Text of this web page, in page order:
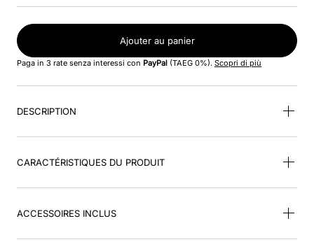
Ajouter au panier
Paga in 3 rate senza interessi con PayPal (TAEG 0%). Scopri di più
DESCRIPTION
CARACTÉRISTIQUES DU PRODUIT
ACCESSOIRES INCLUS